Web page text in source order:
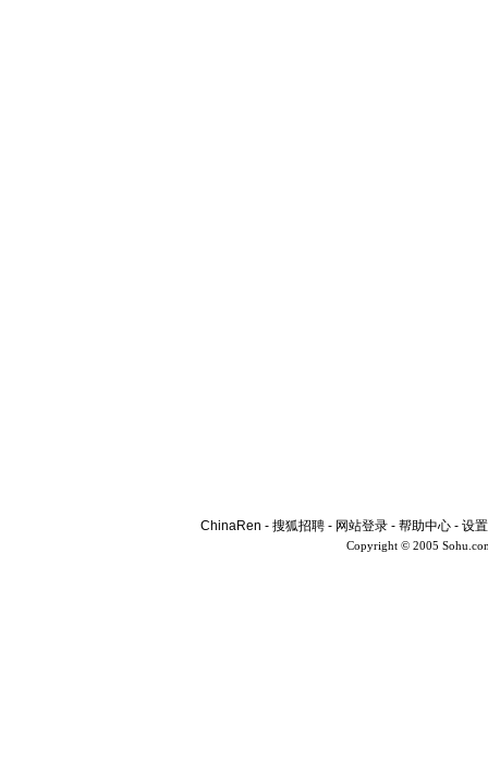
ChinaRen - 搜狐招聘 - 网站登录 - 帮助中心 - 设
Copyright © 2005